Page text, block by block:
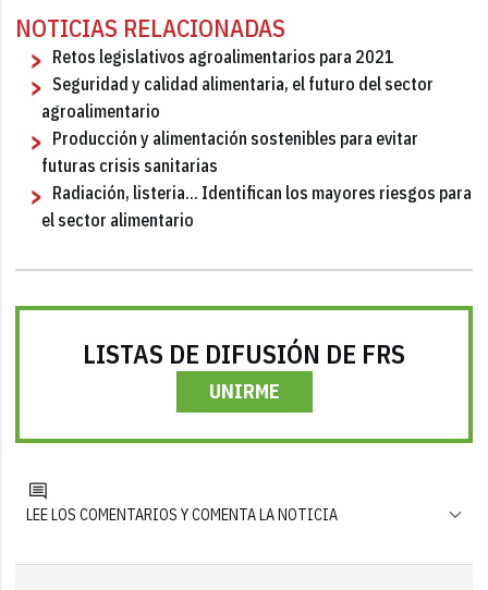
NOTICIAS RELACIONADAS
Retos legislativos agroalimentarios para 2021
Seguridad y calidad alimentaria, el futuro del sector
agroalimentario
Producción y alimentación sostenibles para evitar
futuras crisis sanitarias
Radiación, listeria... Identifican los mayores riesgos para
el sector alimentario
LISTAS DE DIFUSIÓN DE FRS
UNIRME
LEE LOS COMENTARIOS Y COMENTA LA NOTICIA